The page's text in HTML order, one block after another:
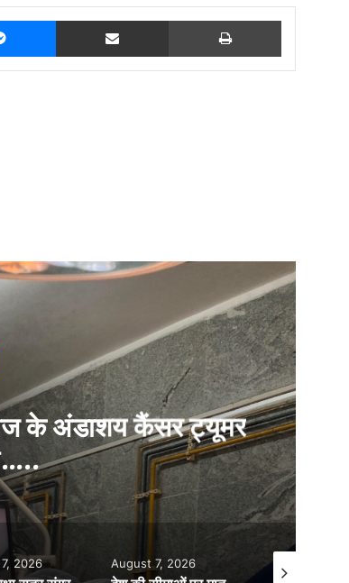
Messenger Share via Email Print
के अंडाशय कैंसर ट्यूमर
2026 August 7, 2026 August 7, 2026